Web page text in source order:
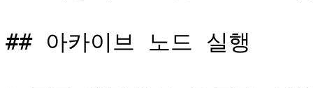
## 아카이브 노드 실행